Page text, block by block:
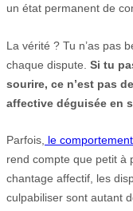
un état permanent de
La vérité ? Tu n’as pas
chaque dispute. Si tu
sourire, ce n’est pas
affective déguisée en
Parfois, le
rend compte que petit à
chantage affectif, les
culpabiliser sont autant